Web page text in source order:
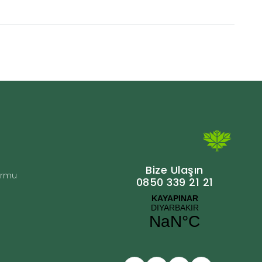
Bize Ulaşın
0850 339 21 21